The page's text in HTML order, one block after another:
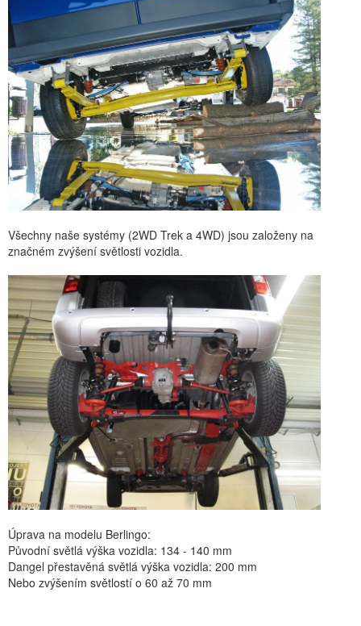
Všechny naše systémy (2WD Trek a 4WD) jsou založeny na
značném zvýšení světlosti vozidla.
Úprava na modelu Berlingo:
Původní světlá výška vozidla: 134 - 140 mm
Dangel přestavěná světlá výška vozidla: 200 mm
Nebo zvýšením světlostí o 60 až 70 mm